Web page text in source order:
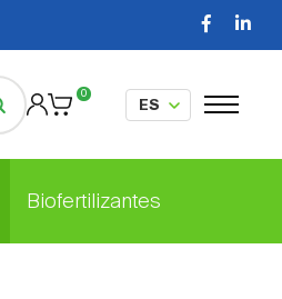
0
Biofertilizantes